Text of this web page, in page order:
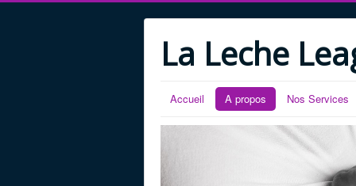
La Leche
Accueil A propos Nos Services